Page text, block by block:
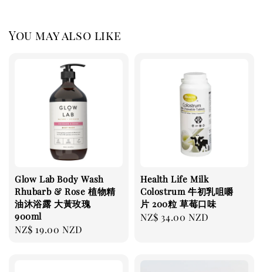
You may also like
Glow Lab Body Wash
Rhubarb & Rose 植物精
油沐浴露 大黃玫瑰
900ml
Regular
NZ$ 19.00 NZD
Health Life Milk
Colostrum 牛初乳咀嚼
片 200粒 草莓口味
Regular
NZ$ 34.00 NZD